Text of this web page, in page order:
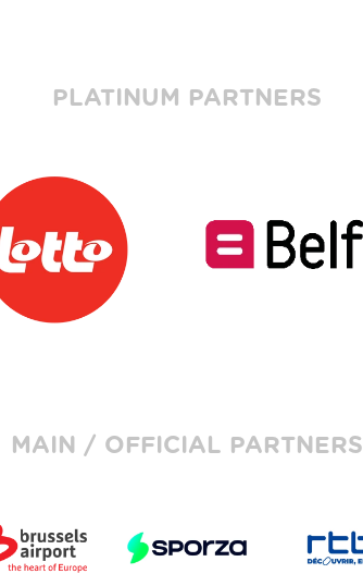
PLATINUM PARTNERS
MAIN / OFFICIAL PARTNERS